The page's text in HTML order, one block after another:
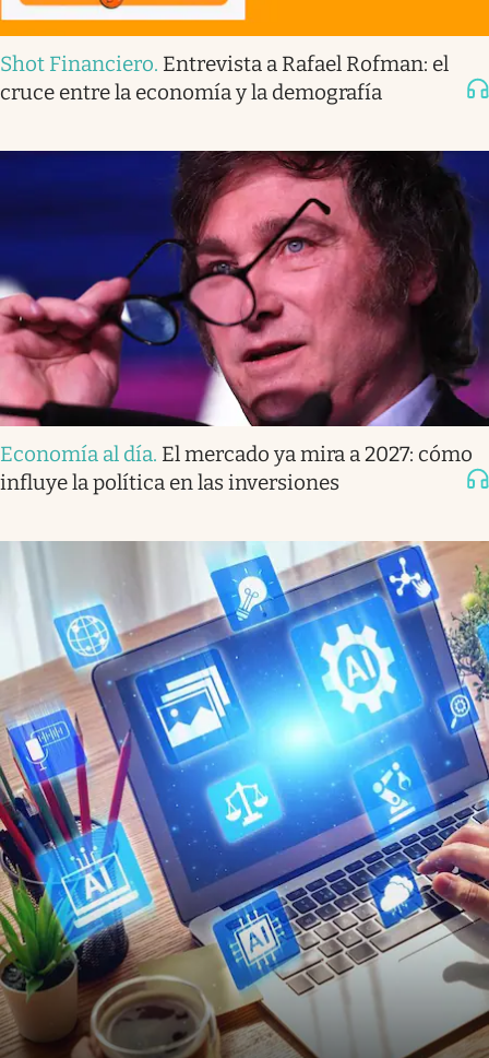
Shot Financiero. Entrevista a Rafael Rofman: el
cruce entre la economía y la demografía
Economía al día. El mercado ya mira a 2027: cómo
influye la política en las inversiones